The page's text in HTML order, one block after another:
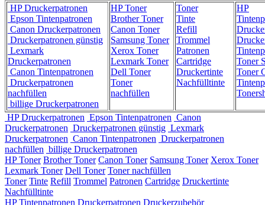
HP Druckerpatronen
Epson Tintenpatronen
Canon Druckerpatronen
Druckerpatronen günstig
Lexmark
Druckerpatronen
Canon Tintenpatronen
Druckerpatronen
nachfüllen
billige Druckerpatronen
HP Toner
Brother Toner
Canon Toner
Samsung Toner
Xerox Toner
Lexmark Toner
Dell Toner
Toner
nachfüllen
Toner
Tinte
Refill
Trommel
Patronen
Cartridge
Druckertinte
Nachfülltinte
HP
Toner
Toner
HP Druckerpatronen Epson Tintenpatronen Canon
Druckerpatronen Druckerpatronen günstig Lexmark
Druckerpatronen Canon Tintenpatronen Druckerpatronen
nachfüllen billige Druckerpatronen
HP Toner Brother Toner Canon Toner Samsung Toner Xerox Toner
Lexmark Toner Dell Toner Toner nachfüllen
Toner Tinte Refill Trommel Patronen Cartridge Druckertinte
Nachfülltinte
HP Tintenpatronen Druckerpatronen Druckerzubehör